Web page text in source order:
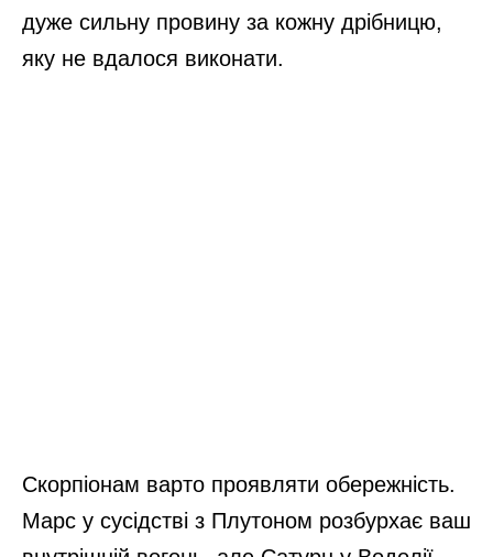
дуже сильну провину за кожну дрібницю,
яку не вдалося виконати.
Скорпіонам варто проявляти обережність.
Марс у сусідстві з Плутоном розбурхає ваш